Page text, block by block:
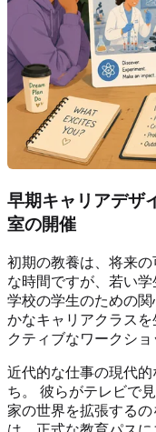
早期キャリアデザ
室の開催
初期の教養は、将来
な時間ですが、若い
学校の学生のための
かなキャリアクラス
クティブなワークシ
近代的な仕事の現代
ち。 彼らがテレビで
家の世界を拡張する